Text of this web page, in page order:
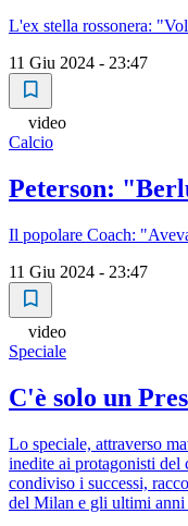
L'ex stella rossonera:
11 Giu 2024 - 23:47
video
Calcio
Peterson:
Il popolare Coach:
11 Giu 2024 - 23:47
video
Speciale
C'è solo un
Lo speciale, attraverso
inedite ai protagonisti del
condiviso i successi,
del Milan e gli ultimi anni